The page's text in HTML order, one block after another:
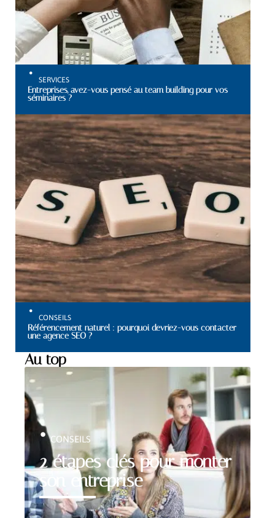
SERVICES
Entreprises, avez-vous pensé au team building pour vos
séminaires ?
CONSEILS
Référencement naturel : pourquoi devriez-vous contacter
une agence SEO ?
Au top
2 étapes clés pour monter
son entreprise
CONSEILS